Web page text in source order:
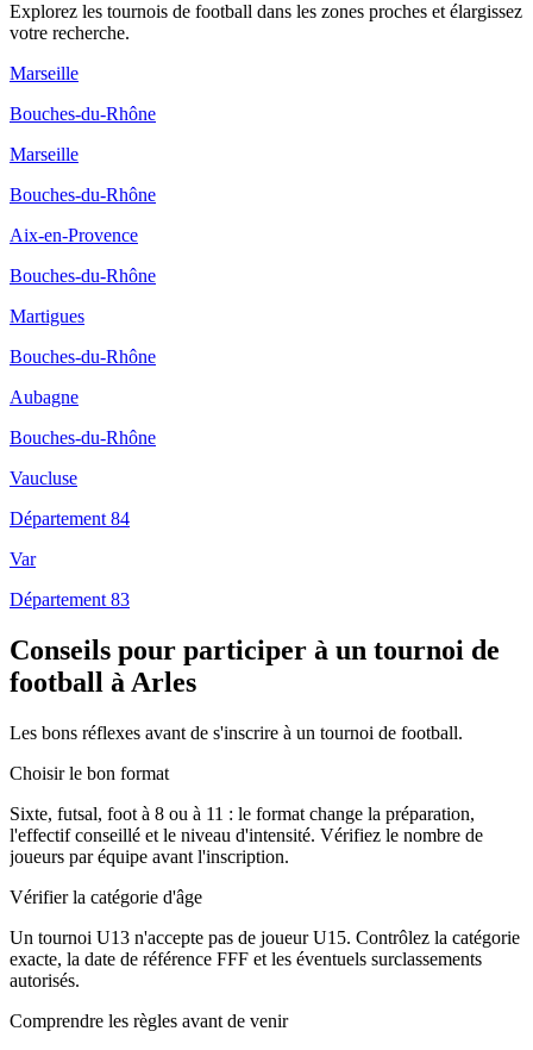
Explorez les tournois de football dans les zones proches et élargissez
votre recherche.
Marseille
Bouches-du-Rhône
Marseille
Bouches-du-Rhône
Aix-en-Provence
Bouches-du-Rhône
Martigues
Bouches-du-Rhône
Aubagne
Bouches-du-Rhône
Vaucluse
Département 84
Var
Département 83
Conseils pour participer à un tournoi de
football à Arles
Les bons réflexes avant de s'inscrire à un tournoi de football.
Choisir le bon format
Sixte, futsal, foot à 8 ou à 11 : le format change la préparation,
l'effectif conseillé et le niveau d'intensité. Vérifiez le nombre de
joueurs par équipe avant l'inscription.
Vérifier la catégorie d'âge
Un tournoi U13 n'accepte pas de joueur U15. Contrôlez la catégorie
exacte, la date de référence FFF et les éventuels surclassements
autorisés.
Comprendre les règles avant de venir